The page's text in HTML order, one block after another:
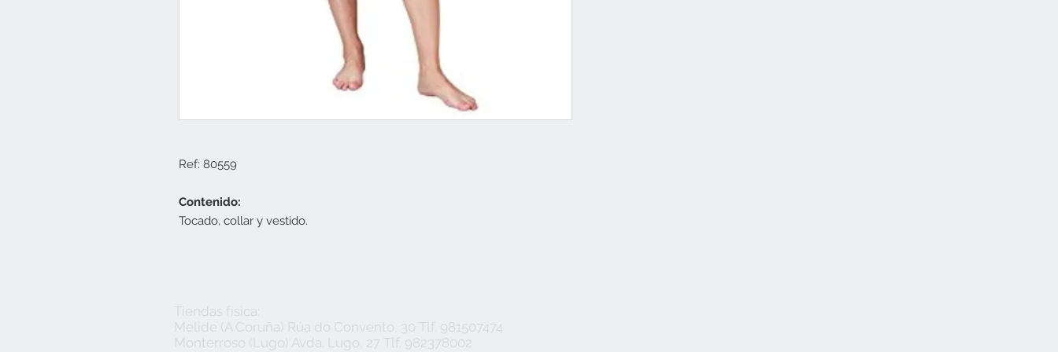
Ref: 80559
Contenido:
Tocado, collar y vestido.
Tiendas física:
Melide (A Coruña) Rúa do Convento, 30 Tlf. 981507474
Monterroso (Lugo) Avda. Lugo, 27 Tlf. 982378002